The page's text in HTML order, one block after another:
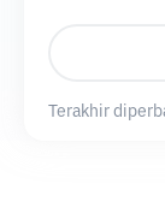
Terakhir